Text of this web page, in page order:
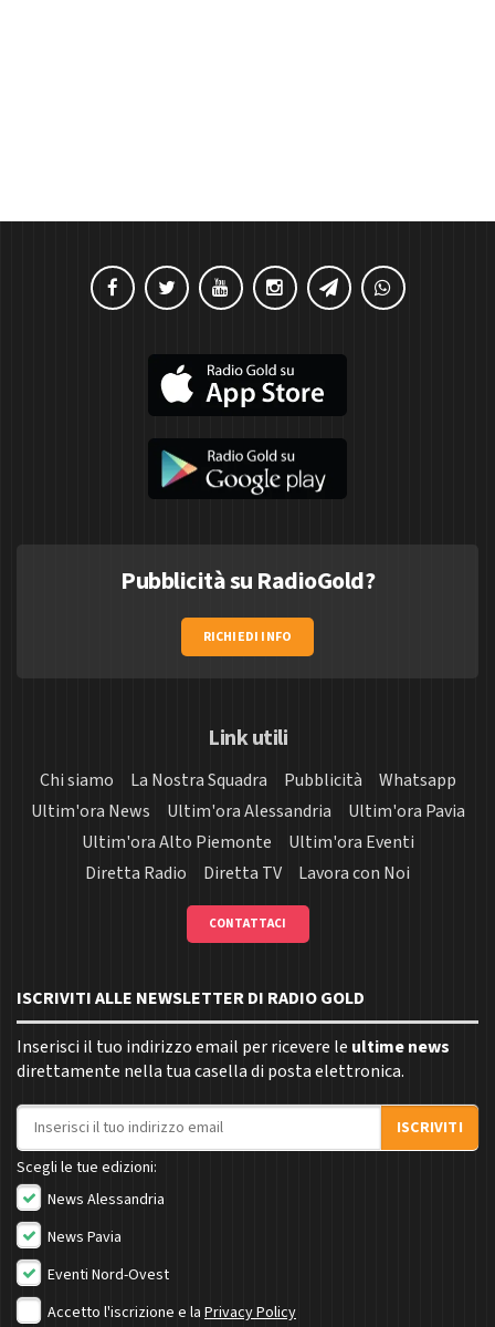
Pubblicità su RadioGold?
RICHIEDI INFO
Link utili
Chi siamo La Nostra Squadra Pubblicità
Whatsapp
Ultim'ora News
Ultim'ora Alessandria
Ultim'ora Pavia
Ultim'ora Alto Piemonte
Ultim'ora Eventi
Diretta Radio
Diretta TV Lavora con Noi
CONTATTACI
ISCRIVITI ALLE NEWSLETTER DI RADIO GOLD
Inserisci il tuo indirizzo email per ricevere le ultime news
direttamente nella tua casella di posta elettronica.
Indirizzo email
ISCRIVITI
Scegli le tue edizioni:
News Alessandria
News Pavia
Eventi Nord-Ovest
Accetto l'iscrizione e la Privacy Policy